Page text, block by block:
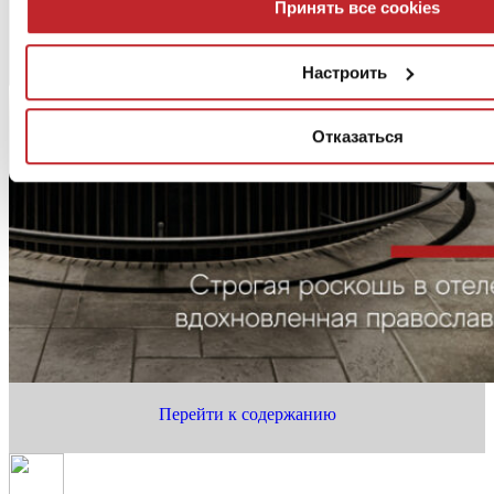
Принять все cookies
Настроить
Отказаться
Перейти к содержанию